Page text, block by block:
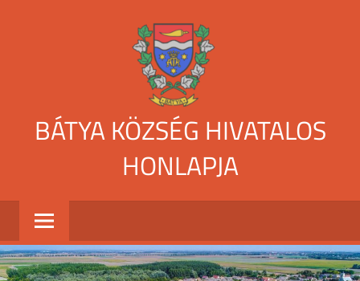
BÁTYA KÖZSÉG HIVATALOS
HONLAPJA